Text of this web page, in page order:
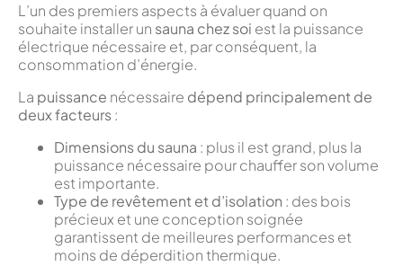
L’un des premiers aspects à évaluer quand on
souhaite installer un sauna chez soi est la puissance
électrique nécessaire et, par conséquent, la
consommation d’énergie.
La puissance nécessaire dépend principalement de
deux facteurs:
Dimensions du sauna : plus il est grand, plus la
puissance nécessaire pour chauffer son volume
est importante.
Type de revêtement et d’isolation : des bois
précieux et une conception soignée
garantissent de meilleures performances et
moins de déperdition thermique.